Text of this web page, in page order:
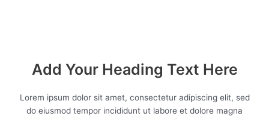
Add Your Heading Text Here
Lorem ipsum dolor sit amet, consectetur adipiscing elit, sed
do eiusmod tempor incididunt ut labore et dolore magna